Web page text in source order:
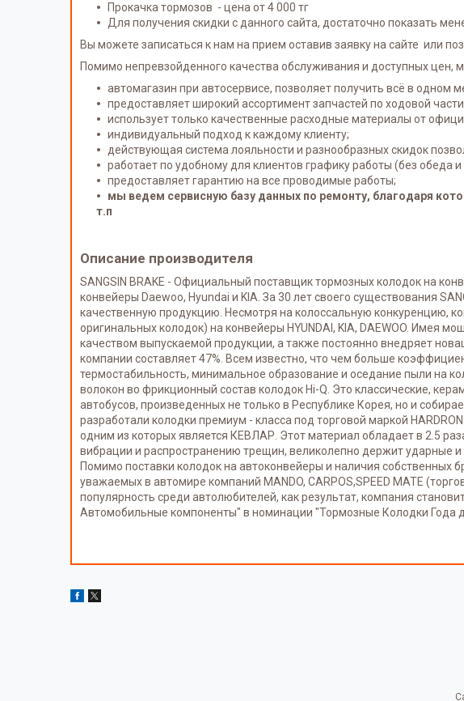
Прокачка тормозов - цена от 4 000 тг
Для получения скидки с данного сайта, достаточно показать
Вы можете записаться к нам на прием оставив заявку на сайте или
Помимо непревзойденного качества обслуживания и доступных цен,
автомагазин при автосервисе, позволяет получить всё в одном
предоставляет широкий ассортимент запчастей по ходовой
использует только качественные расходные материалы от
индивидуальный подход к каждому клиенту;
действующая система лояльности и разнообразных скидок
работает по удобному для клиентов графику работы (без обеда
предоставляет гарантию на все проводимые работы;
мы ведем сервисную базу данных по ремонту, благодаря
т.п
Описание производителя
SANGSIN BRAKE - Официальный поставщик тормозных колодок на
конвейеры Daewoo, Hyundai и KIA. За 30 лет своего существования
качественную продукцию. Несмотря на колоссальную конкуренцию,
оригинальных колодок) на конвейеры HYUNDAI, KIA, DAEWOO. Имея
качеством выпускаемой продукции, а также постоянно внедряет
компании составляет 47%. Всем известно, что чем больше
термостабильность, минимальное образование и оседание пыли на
волокон во фрикционный состав колодок Hi-Q. Это классические,
автобусов, произведенных не только в Республике Корея, но и
разработали колодки премиум - класса под торговой маркой
одним из которых является КЕВЛАР. Этот материал обладает в 2.5
вибрации и распространению трещин, великолепно держит ударные и
Помимо поставки колодок на автоконвейеры и наличия собственных
уважаемых в автомире компаний MANDO, CARPOS,SPEED MATE
популярность среди автолюбителей, как результат, компания
Автомобильные компоненты" в номинации "Тормозные Колодки Года